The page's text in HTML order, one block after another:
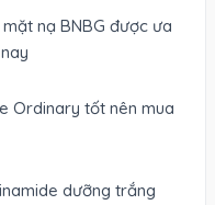
nạ BNBG được ưa
Ordinary tốt nên mua
dưỡng trắng